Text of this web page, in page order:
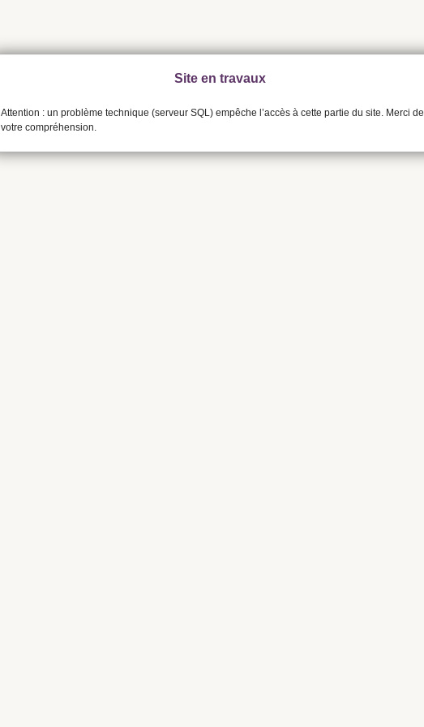
Site en travaux
Attention : un problème technique (serveur SQL) empêche l’accès à cette partie du site. Merci de
votre compréhension.